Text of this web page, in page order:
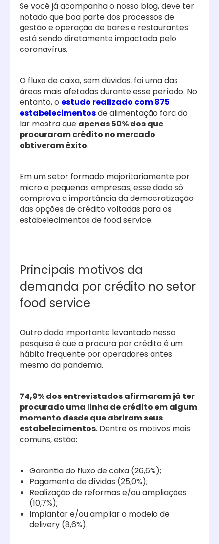
Se você já acompanha o nosso blog, deve ter
notado que boa parte dos processos de
gestão e operação de bares e restaurantes
está sendo diretamente impactada pelo
coronavírus.
O fluxo de caixa, sem dúvidas, foi uma das
áreas mais afetadas durante esse período. No
entanto, o estudo realizado com 875
estabelecimentosde alimentação fora do
lar mostra que apenas 50% dos que
procuraram crédito no mercado
obtiveram êxito.
Em um setor formado majoritariamente por
micro e pequenas empresas, esse dado só
comprova a importância da democratização
das opções de crédito voltadas para os
estabelecimentos de food service.
Principais motivos da
demanda por crédito no setor
food service
Outro dado importante levantado nessa
pesquisa é que a procura por crédito é um
hábito frequente por operadores antes
mesmo da pandemia.
74,9% dos entrevistados afirmaram já ter
procurado uma linha de crédito em algum
momento desde que abriram seus
estabelecimentos. Dentre os motivos mais
comuns, estão:
Garantia do fluxo de caixa (26,6%);
Pagamento de dívidas (25,0%);
Realização de reformas e/ou ampliações
(10,7%);
Implantar e/ou ampliar o modelo de
delivery (8,6%).